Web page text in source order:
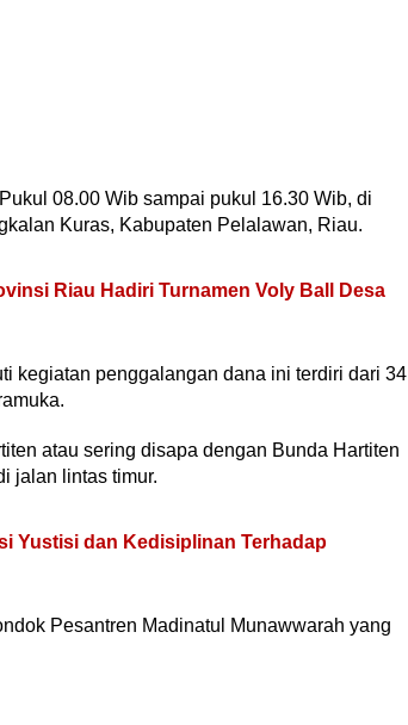
08.00 Wib sampai pukul 16.30 Wib, di
Kuras, Kabupaten Pelalawan, Riau.
Riau Hadiri Turnamen Voly Ball Desa
kegiatan penggalangan dana ini terdiri dari 34
atau sering disapa dengan Bunda Hartiten
jalan lintas timur.
Yustisi dan Kedisiplinan Terhadap
Pesantren Madinatul Munawwarah yang